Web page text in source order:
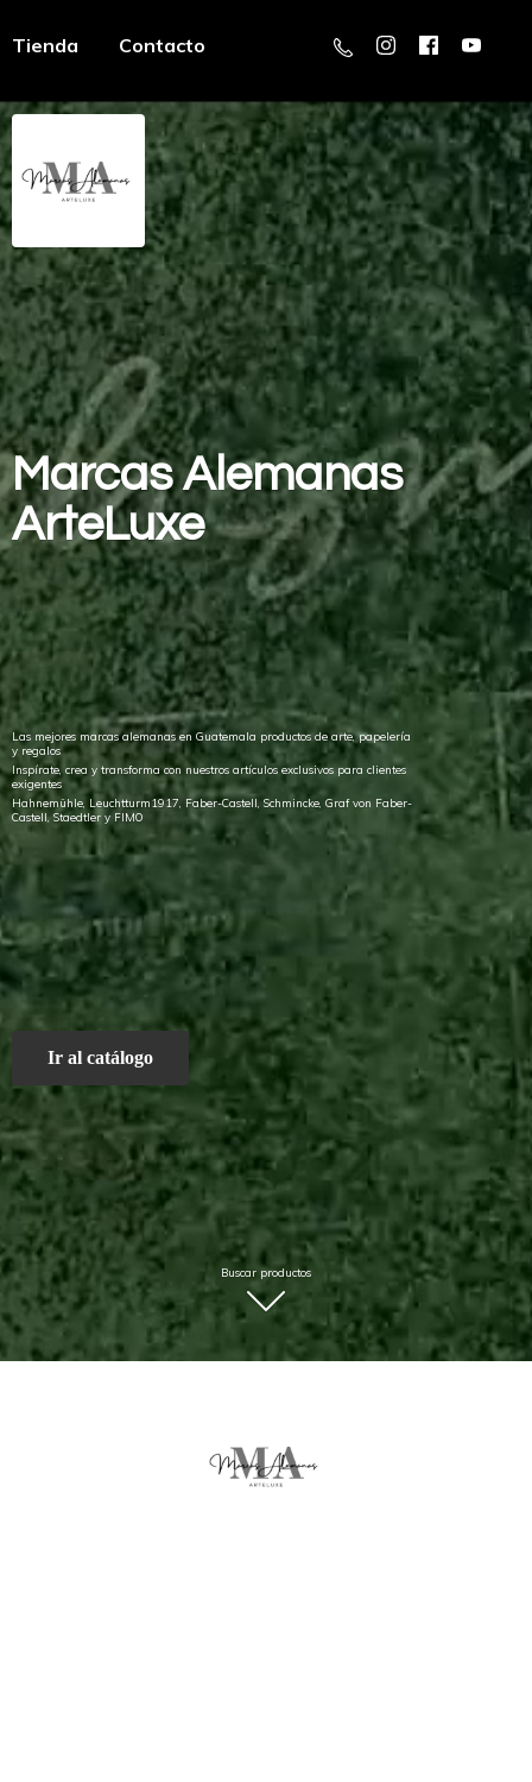
Tienda Contacto
MarcasAlemanas
ArteLuxe
Las mejores marcas alemanas en Guatemala productos de arte, papelería
y regalos
Inspírate, crea y transforma con nuestros artículos exclusivos para clientes
exigentes
Hahnemühle, Leuchtturm1917, Faber-Castell, Schmincke, Graf von Faber-
Castell, Staedtler y FIMO
Ir al catálogo
Buscar productos